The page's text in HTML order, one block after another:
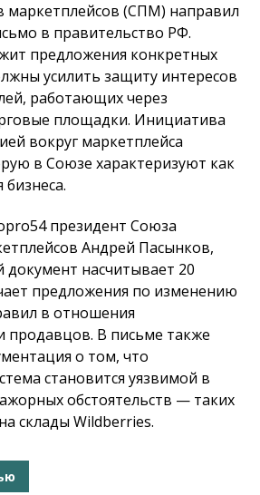
(СПМ) направил
в правительство РФ.
предложения конкретных
усилить защиту интересов
работающих через
площадки. Инициатива
вокруг маркетплейса
в Союзе характеризуют как
президент Союза
Андрей Пасынков,
насчитывает 20
предложения по изменению
в отношения
продавцов. В письме также
о том, что
становится уязвимой в
обстоятельств — таких
склады Wildberries.